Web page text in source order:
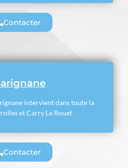
Contacter
intervient dans toute la
et Carry Le Rouet
Contacter